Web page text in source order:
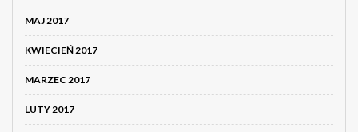
MAJ 2017
KWIECIEŃ 2017
MARZEC 2017
LUTY 2017